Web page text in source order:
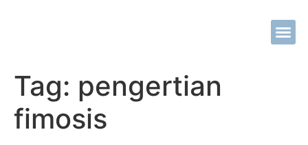
Tag: pengertian
fimosis